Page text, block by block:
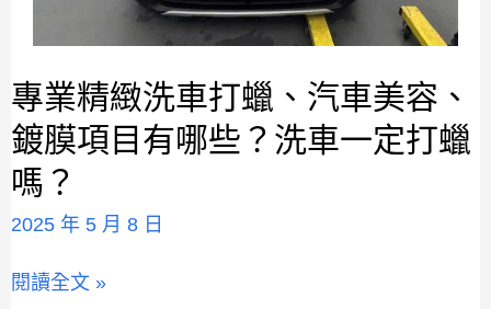
專業精緻洗車打蠟、汽車美容、
鍍膜項目有哪些？洗車一定打蠟
嗎？
2025 年 5 月 8 日
專
業
精
緻
車
蠟、
閱讀全文 »